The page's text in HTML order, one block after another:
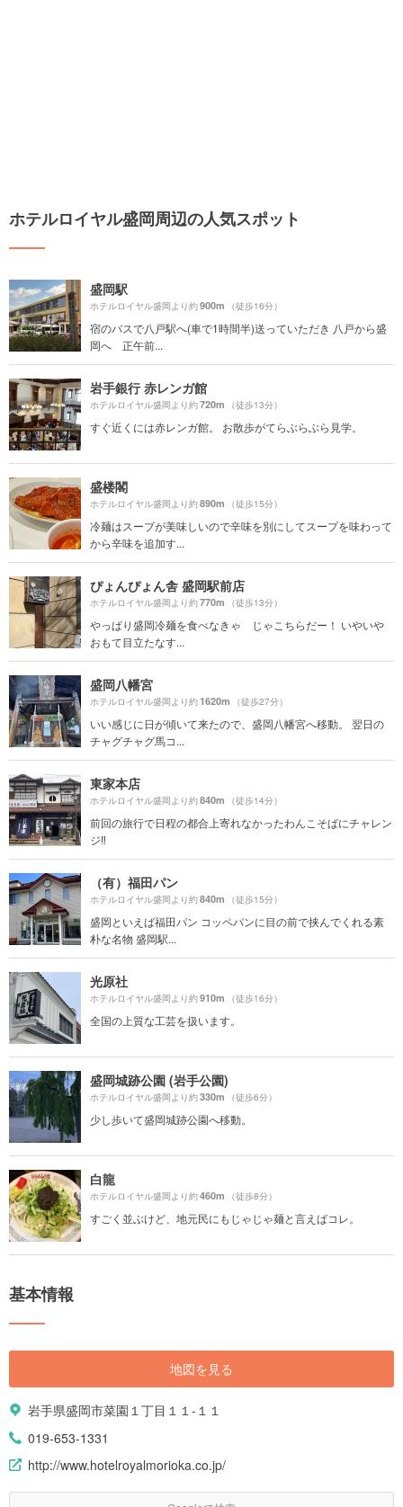
ホテルロイヤル盛岡周辺の人気スポット
盛岡駅
ホテルロイヤル盛岡より約900m （徒歩16分）
宿のバスで八戸駅へ(車で1時間半)送っていただき 八戸から盛
岡へ 正午前...
岩手銀行 赤レンガ館
ホテルロイヤル盛岡より約720m （徒歩13分）
すぐ近くには赤レンガ館。 お散歩がてらぶらぶら見学。
盛楼閣
ホテルロイヤル盛岡より約890m （徒歩15分）
冷麺はスープが美味しいので辛味を別にしてスープを味わって
から辛味を追加す...
ぴょんぴょん舎 盛岡駅前店
ホテルロイヤル盛岡より約770m （徒歩13分）
やっぱり盛岡冷麺を食べなきゃ じゃこちらだー！ いやいや
おもて目立たなす...
盛岡八幡宮
ホテルロイヤル盛岡より約1620m （徒歩27分）
いい感じに日が傾いて来たので、盛岡八幡宮へ移動。 翌日の
チャグチャグ馬コ...
東家本店
ホテルロイヤル盛岡より約840m （徒歩14分）
前回の旅行で日程の都合上寄れなかったわんこそばにチャレン
ジ‼️
（有）福田パン
ホテルロイヤル盛岡より約840m （徒歩15分）
盛岡といえば福田パン コッペパンに目の前で挟んでくれる素
朴な名物 盛岡駅...
光原社
ホテルロイヤル盛岡より約910m （徒歩16分）
全国の上質な工芸を扱います。
盛岡城跡公園 (岩手公園)
ホテルロイヤル盛岡より約330m （徒歩6分）
少し歩いて盛岡城跡公園へ移動。
白龍
ホテルロイヤル盛岡より約460m （徒歩8分）
すごく並ぶけど、地元民にもじゃじゃ麺と言えばコレ。
基本情報
地図を見る
岩手県盛岡市菜園１丁目１１-１１
019-653-1331
http://www.hotelroyalmorioka.co.jp/